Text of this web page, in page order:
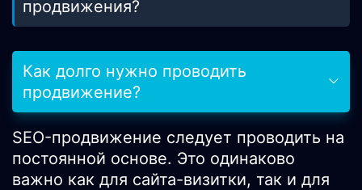
продвижения?
Как долго нужно проводить
продвижение?
SEO-продвижение следует проводить на
постоянной основе. Это одинаково
важно как для сайта-визитки, так и для